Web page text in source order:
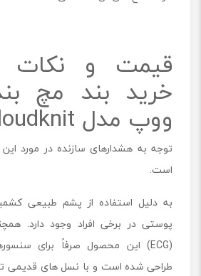
قیمت و
خرید بند مچ
ووپ مدل Cloudknit
توجه به هشدارهای سازنده در مورد
است.
به دلیل استفاده از پشم طبیعی
پوستی در برخی افراد وجود دارد.